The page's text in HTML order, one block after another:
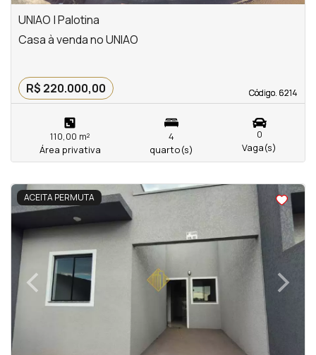
UNIAO | Palotina
Código. 6214
Código. 6214
Casa à venda no UNIAO
R$ 220.000,00
110,00 m²
Área privativa
4
quarto(s)
0
Vaga(s)
ACEITA PERMUTA
<<<<
‹Previous ›
Next